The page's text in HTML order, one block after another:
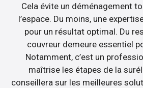
Cela évite un déménagement
l’espace. Du moins, une
pour un résultat optimal. Du
couvreur demeure essentiel
Notamment, c’est un
maîtrise les étapes de la
conseillera sur les meilleures